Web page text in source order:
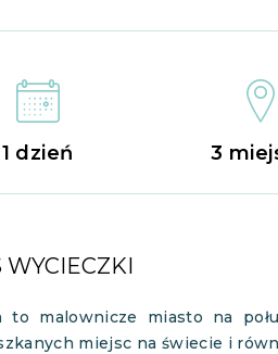
1 dzień 3
WYCIECZKI
to malownicze miasto na
miejsc na świecie i